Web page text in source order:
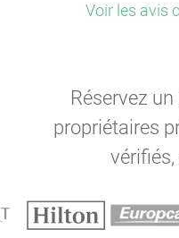
Voir les avis
Réservez
propriétaires